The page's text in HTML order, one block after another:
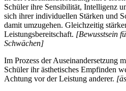
Schüler ihre Sensibilität, Intelligenz
sich ihrer individuellen Stärken und
damit umzugehen. Gleichzeitig
Leistungsbereitschaft. [Bewusstsein
Schwächen]
Im Prozess der Auseinandersetzung
Schüler ihr ästhetisches Empfinden
Achtung vor der Leistung anderer.